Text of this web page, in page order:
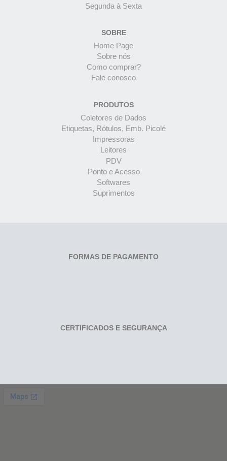
Segunda à Sexta
SOBRE
Home Page
Sobre nós
Como comprar?
Fale conosco
PRODUTOS
Coletores de Dados
Etiquetas, Rótulos, Emb. Picolé
Impressoras
Leitores
PDV
Ponto e Acesso
Softwares
Suprimentos
FORMAS DE PAGAMENTO
CERTIFICADOS E SEGURANÇA